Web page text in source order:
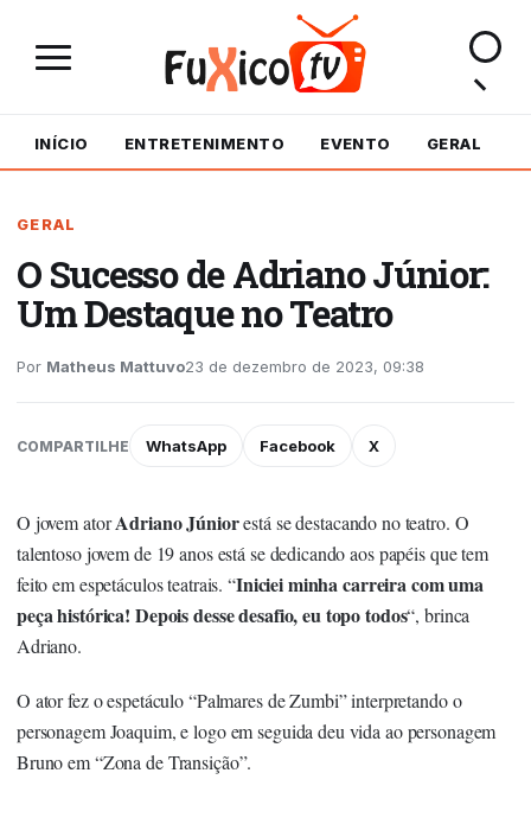
INÍCIO ENTRETENIMENTO EVENTO GERAL
GERAL
O Sucesso de Adriano Júnior:
Um Destaque no Teatro
Por Matheus Mattuvo23 de dezembro de 2023, 09:38
COMPARTILHE WhatsApp Facebook X
O jovem atorAdriano Júniorestá se destacando no teatro. O
talentoso jovem de 19 anos está se dedicando aos papéis que tem
feito em espetáculos teatrais. “Iniciei minha carreira com uma
peça histórica! Depois desse desafio, eu topo todos“, brinca
Adriano.
O ator fez o espetáculo “Palmares de Zumbi” interpretando o
personagem Joaquim, e logo em seguida deu vida ao personagem
Bruno em “Zona de Transição”.